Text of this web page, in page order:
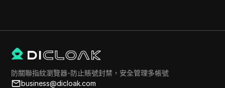
防關聯指紋瀏覽器-防止賬號封禁，安全管理多帳號
business@dicloak.com